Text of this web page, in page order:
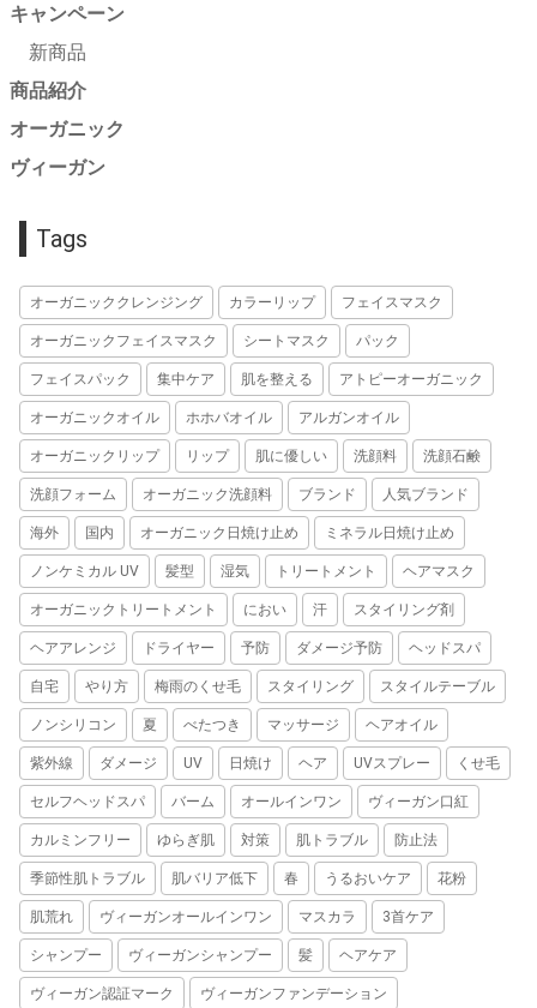
キャンペーン
新商品
商品紹介
オーガニック
ヴィーガン
Tags
オーガニッククレンジング カラーリップ フェイスマスク
オーガニックフェイスマスク シートマスク パック
フェイスパック 集中ケア 肌を整える アトピーオーガニック
オーガニックオイル ホホバオイル アルガンオイル
オーガニックリップ リップ 肌に優しい 洗顔料 洗顔石鹸
洗顔フォーム オーガニック洗顔料 ブランド 人気ブランド
海外 国内 オーガニック日焼け止め ミネラル日焼け止め
ノンケミカル UV 髪型 湿気 トリートメント ヘアマスク
オーガニックトリートメント におい 汗 スタイリング剤
ヘアアレンジ ドライヤー 予防 ダメージ予防 ヘッドスパ
自宅 やり方 梅雨のくせ毛 スタイリング スタイルテーブル
ノンシリコン 夏 べたつき マッサージ ヘアオイル
紫外線 ダメージ UV 日焼け ヘア UVスプレー くせ毛
セルフヘッドスパ バーム オールインワン ヴィーガン口紅
カルミンフリー ゆらぎ肌 対策 肌トラブル 防止法
季節性肌トラブル 肌バリア低下 春 うるおいケア 花粉
肌荒れ ヴィーガンオールインワン マスカラ 3首ケア
シャンプー ヴィーガンシャンプー 髪 ヘアケア
ヴィーガン認証マーク ヴィーガンファンデーション